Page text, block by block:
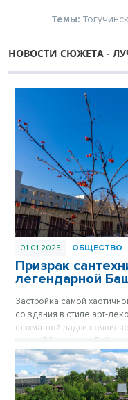
Темы:
НОВОСТИ СЮЖЕТА -
01.01.2025 ОБЩЕСТВО
Призрак
легендарной
Застройка самой
со здания в стиле арт-
шахматной ладьи
конце 30-х годов.
спрятано за хрущевками,
точек обзора. Впрочем, с
Сначала вокруг была
окрестных деревень,